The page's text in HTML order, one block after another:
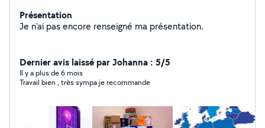
Présentation
Je n'ai pas encore renseigné ma présentation.
Dernier avis laissé par Johanna : 5/5
Il y a plus de 6 mois
Travail bien , très sympa je recommande